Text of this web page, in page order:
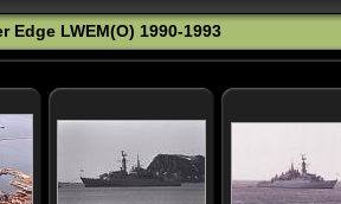
Edge LWEM(O) 1990-1993